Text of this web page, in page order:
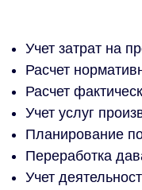
Учет затрат на
Расчет
Расчет
Учет услуг
Планирование
Переработка
Учет
мест